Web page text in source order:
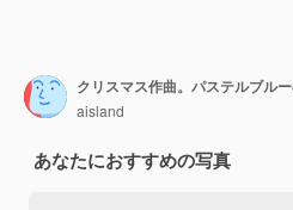
aisland
あなたにおすすめの写真